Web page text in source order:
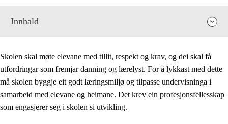
Innhald
Skolen skal møte elevane med tillit, respekt og krav, og dei skal få
utfordringar som fremjar danning og lærelyst. For å lykkast med dette
må skolen byggje eit godt læringsmiljø og tilpasse undervisninga i
samarbeid med elevane og heimane. Det krev ein profesjonsfellesskap
som engasjerer seg i skolen si utvikling.